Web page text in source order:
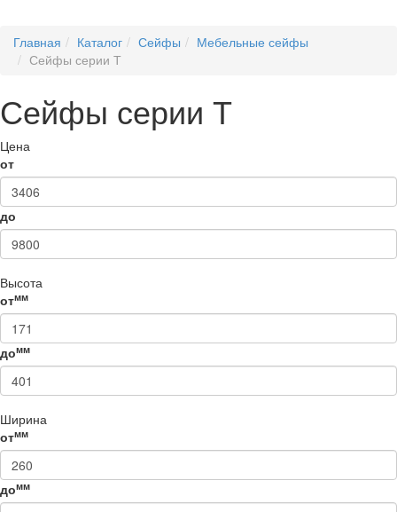
Главная Каталог Сейфы
Мебельные сейфы
Сейфы серии Т
Сейфы серии Т
Цена
от
до
Высота
отмм
домм
Ширина
отмм
домм